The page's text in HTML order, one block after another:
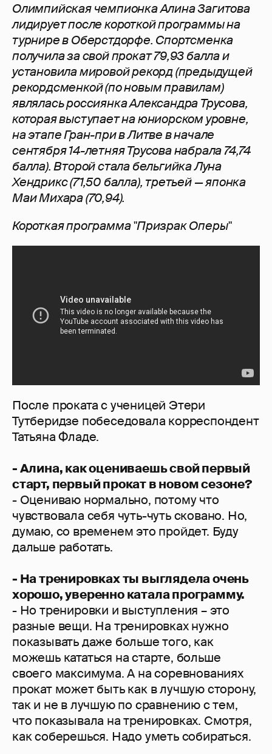
Олимпийская чемпионка Алина Загитова
лидирует после короткой программы на
турнире в Оберстдорфе. Спортсменка
получила за свой прокат 79,93 балла и
установила мировой рекорд (предыдущей
рекордсменкой (по новым правилам)
являлась россиянка Александра Трусова,
которая выступает на юниорском уровне,
на этапе Гран-при в Литве в начале
сентября 14-летняя Трусова набрала 74,74
балла). Второй стала бельгийка Луна
Хендрикс (71,50 балла), третьей — японка
Маи Михара (70,94).
Короткая программа "Призрак Оперы"
После проката с ученицей Этери
Тутберидзе побеседовала корреспондент
Татьяна Фладе.
- Алина, как оцениваешь свой первый
старт, первый прокат в новом сезоне?
- Оцениваю нормально, потому что
чувствовала себя чуть-чуть сковано. Но,
думаю, со временем это пройдет. Буду
дальше работать.
- На тренировках ты выглядела очень
хорошо, уверенно катала программу.
- Но тренировки и выступления – это
разные вещи. На тренировках нужно
показывать даже больше того, как
можешь кататься на старте, больше
своего максимума. А на соревнованиях
прокат может быть как в лучшую сторону,
так и не в лучшую по сравнению с тем,
что показывала на тренировках. Смотря,
как соберешься. Надо уметь собираться.